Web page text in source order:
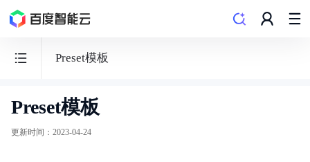
Preset模板
音
视
Preset模板
更新时间 ： 2023-04-24